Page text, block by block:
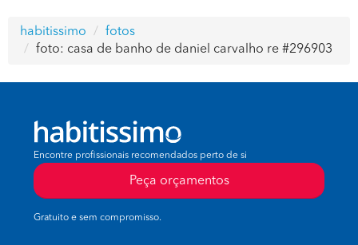
habitissimo
fotos
foto: casa de banho de daniel carvalho re #296903
Encontre profissionais recomendados perto de si
Peça orçamentos
Gratuito e sem compromisso.